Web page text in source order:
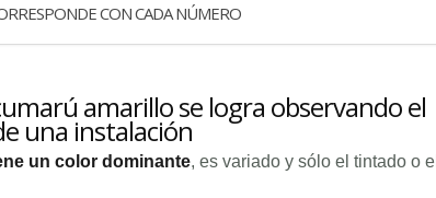
CON CADA NÚMERO
amarillo se logra observando el
una instalación
un color dominante, es variado y sólo el tintado o el